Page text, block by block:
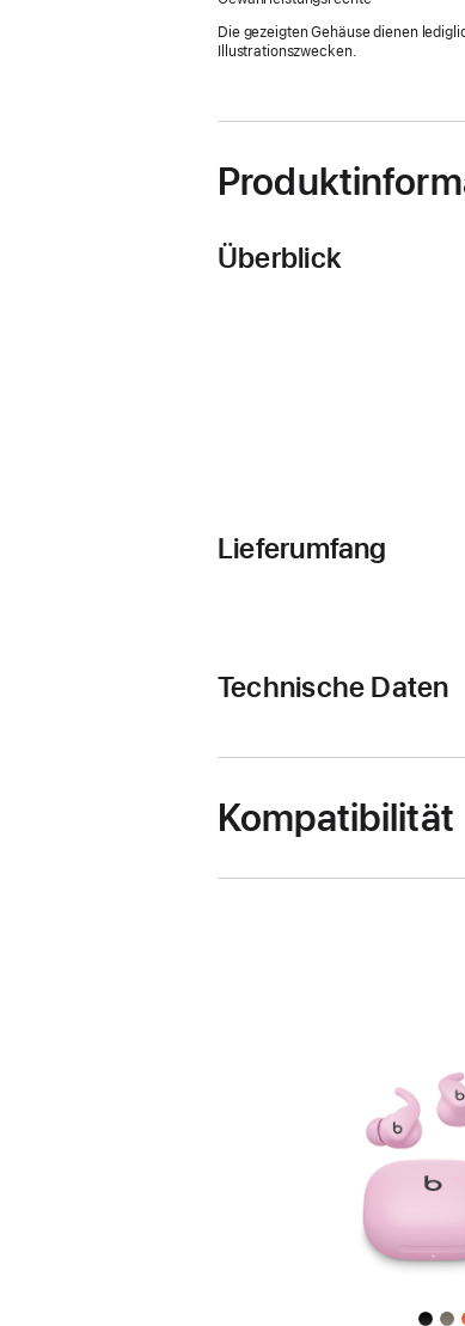
Die gezeigten Gehäuse dienen
Illustrationszwecken.
Überblick
Lieferumfang
Technische Daten
Kompatibilität